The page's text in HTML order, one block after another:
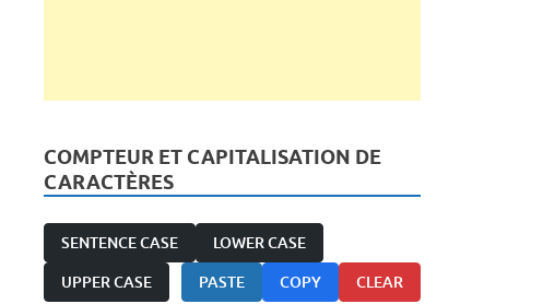
COMPTEUR ET CAPITALISATION DE
CARACTÈRES
SENTENCE CASE LOWER CASE
UPPER CASE PASTE COPY CLEAR